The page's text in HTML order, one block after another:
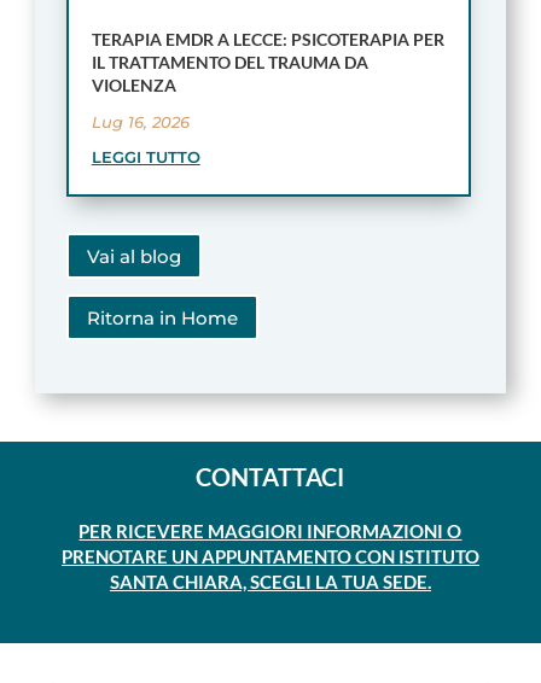
TERAPIA EMDR A LECCE: PSICOTERAPIA PER
IL TRATTAMENTO DEL TRAUMA DA
VIOLENZA
Lug 16, 2026
LEGGI TUTTO
Vai al blog
Ritorna in Home
CONTATTACI
PER RICEVERE MAGGIORI INFORMAZIONI O
PRENOTARE UN APPUNTAMENTO CON ISTITUTO
SANTA CHIARA, SCEGLI LA TUA SEDE.